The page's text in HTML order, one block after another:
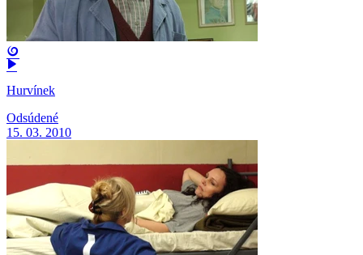
Hurvínek
Odsúdené
15. 03. 2010